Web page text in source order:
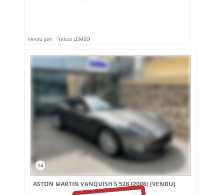
Vendu par : Franco LEMBO
14
ASTON MARTIN VANQUISH S 528 (2006)[VENDU]